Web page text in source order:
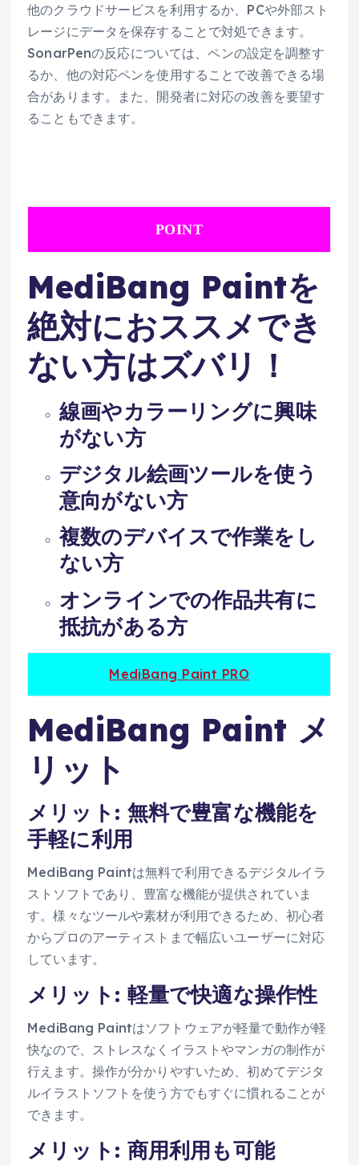
他のクラウドサービスを利用するか、PCや外部スト
レージにデータを保存することで対処できます。
SonarPenの反応については、ペンの設定を調整す
るか、他の対応ペンを使用することで改善できる場
合があります。また、開発者に対応の改善を要望す
ることもできます。
POINT
MediBang Paintを
絶対におススメでき
ない方はズバリ！
線画やカラーリングに興味
がない方
デジタル絵画ツールを使う
意向がない方
複数のデバイスで作業をし
ない方
オンラインでの作品共有に
抵抗がある方
MediBang Paint PRO
MediBang Paint メ
リット
メリット: 無料で豊富な機能を
手軽に利用
MediBang Paintは無料で利用できるデジタルイラ
ストソフトであり、豊富な機能が提供されていま
す。様々なツールや素材が利用できるため、初心者
からプロのアーティストまで幅広いユーザーに対応
しています。
メリット: 軽量で快適な操作性
MediBang Paintはソフトウェアが軽量で動作が軽
快なので、ストレスなくイラストやマンガの制作が
行えます。操作が分かりやすいため、初めてデジタ
ルイラストソフトを使う方でもすぐに慣れることが
できます。
メリット: 商用利用も可能